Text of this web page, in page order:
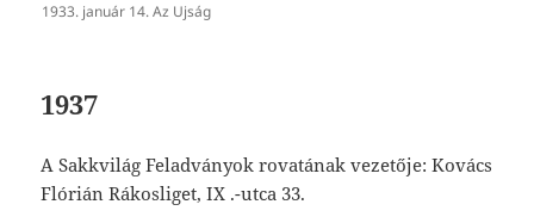
1933. január 14. Az Ujság
1937
A Sakkvilág Feladványok rovatának vezetője: Kovács
Flórián Rákosliget, IX .-utca 33.